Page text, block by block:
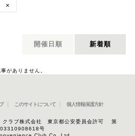
×
開催日順 新着順
がありません。
このサイトについて 個人情報保護方針
クラブ株式会社 東京都公安委員会許可 第
号